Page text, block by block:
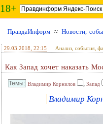
18+
ПравдаИнформ ≈ Новости,
29.03.2018 , 22:15 Анализ, события,
Как Запад хочет наказать
Владимир Корнилов , Запад
Владимир